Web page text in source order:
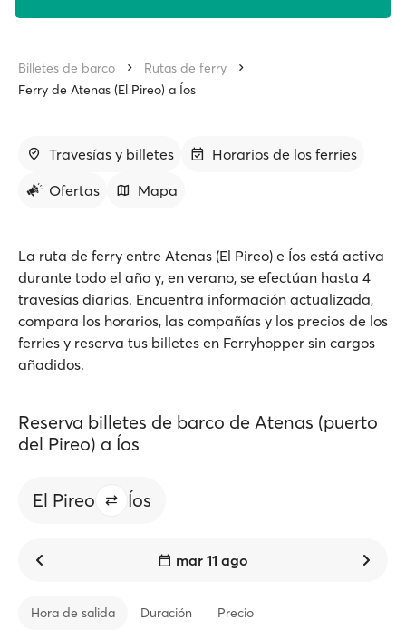
Billetes de barco
Rutas de ferry
Ferry de Atenas (El Pireo) a Íos
Travesías y billetes
Horarios de los ferries
Ofertas
Mapa
La ruta de ferry entre Atenas (El Pireo) e Íos está activa
durante todo el año y, en verano, se efectúan hasta 4
travesías diarias. Encuentra información actualizada,
compara los horarios, las compañías y los precios de los
ferries y reserva tus billetes en Ferryhopper sin cargos
añadidos.
Reserva billetes de barco de Atenas (puerto
del Pireo) a Íos
El Pireo Íos
mar 11 ago
Hora de salida Duración Precio